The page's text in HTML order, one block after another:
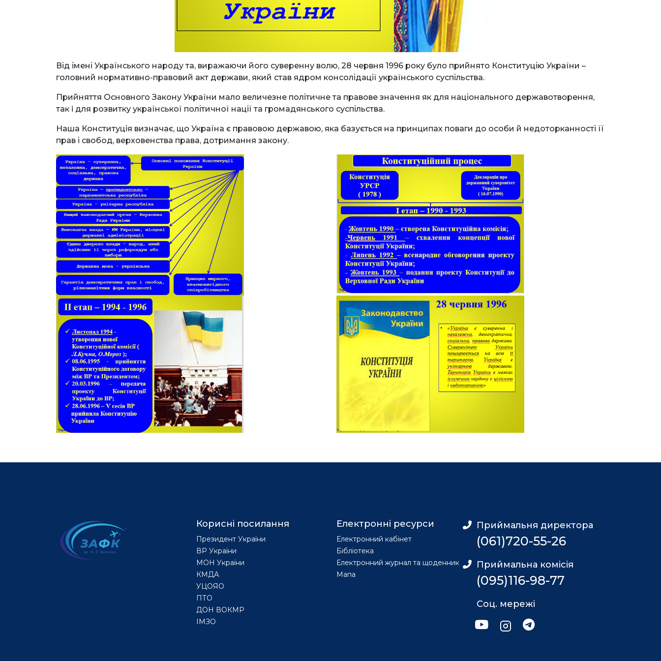
Від імені Українського народу та, виражаючи його суверенну волю, 28 червня 1996 року було прийнято Конституцію України –
головний нормативно-правовий акт держави, який став ядром консолідації українського суспільства.
Прийняття Основного Закону України мало величезне політичне та правове значення як для національного державотворення,
так i для розвитку української політичної нації та громадянського суспільства.
Наша Конституція визначає, що Україна є правовою державою, яка базується на принципах поваги до особи й недоторканності її
прав і свобод, верховенства права, дотримання закону.
Корисні посилання
Президент України
ВР України
МОН України
КМДА
УЦОЯО
ПТО
ДОН ВОКМР
ІМЗО
Електронні ресурси
Електронний кабінет
Бібліотека
Електронний журнал та щоденник
Мапа
Приймальня директора
(061)720-55-26
Приймальна комісія
(095)116-98-77
Соц. мережі